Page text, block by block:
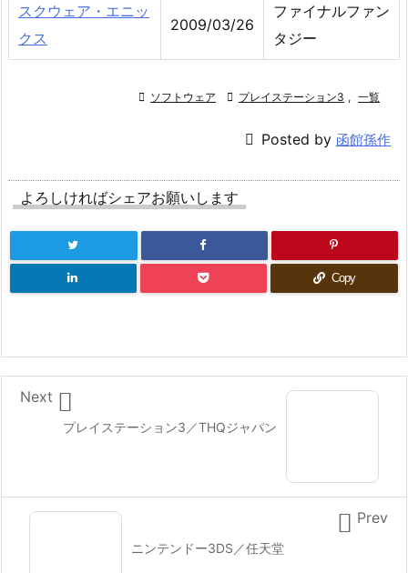
スクウェア・エニッ
クス
2009/03/26
ファイナルファン
タジー
 ソフトウェア  プレイステーション3 , 一覧
 Posted by 函館孫作
よろしければシェアお願いします
Copy
プレイステーション3／THQジャパン

Next
ニンテンドー3DS／任天堂
 Prev